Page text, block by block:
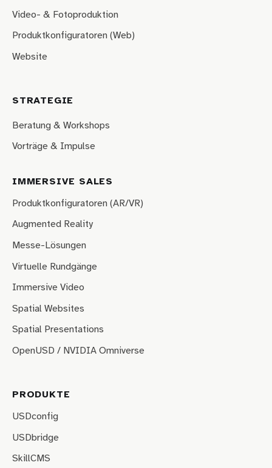
Video- & Fotoproduktion
Produktkonfiguratoren (Web)
Website
STRATEGIE
Beratung & Workshops
Vorträge & Impulse
IMMERSIVE SALES
Produktkonfiguratoren (AR/VR)
Augmented Reality
Messe-Lösungen
Virtuelle Rundgänge
Immersive Video
Spatial Websites
Spatial Presentations
OpenUSD / NVIDIA Omniverse
PRODUKTE
USDconfig
USDbridge
SkillCMS